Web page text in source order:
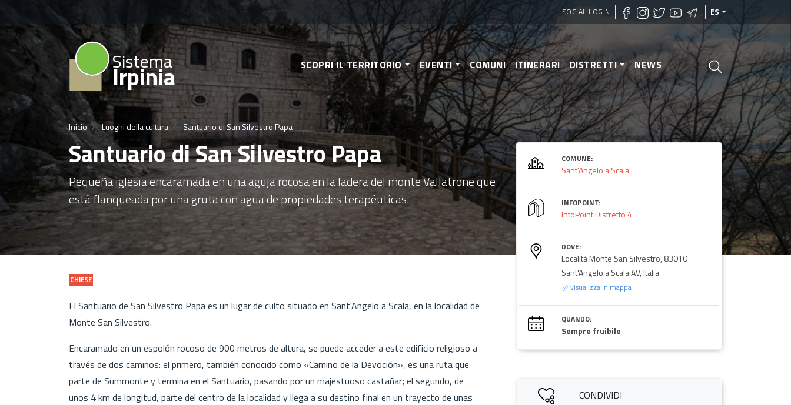
Pasar
al
contenido
principal
SOCIAL LOGIN ES
Sistema
Irpinia SCOPRI IL TERRITORIO EVENTI COMUNI ITINERARI DISTRETTI NEWS
Inicio Luoghi della cultura Santuario di San Silvestro Papa
Santuario di San Silvestro Papa
Pequeña iglesia encaramada en una aguja rocosa en la ladera del monte Vallatrone que
está flanqueada por una gruta con agua de propiedades terapéuticas.
CHIESE
El Santuario de San Silvestro Papa es un lugar de culto situado en Sant'Angelo a Scala, en la localidad de
Monte San Silvestro.
Encaramado en un espolón rocoso de 900 metros de altura, se puede acceder a este edificio religioso a
través de dos caminos: el primero, también conocido como «Camino de la Devoción», es una ruta que
parte de Summonte y termina en el Santuario, pasando por un majestuoso castañar; el segundo, de
unos 4 km de longitud, parte del centro de la localidad y llega a su destino final en un trayecto de unas
COMUNE:
Sant'Angelo a Scala
INFOPOINT:
InfoPoint Distretto 4
DOVE:
Località Monte San Silvestro, 83010
Sant'Angelo a Scala AV, Italia
visualizza in mappa
QUANDO:
Sempre fruibile
CONDIVIDI